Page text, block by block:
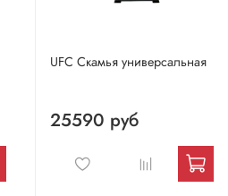
UFC Скамья универсальная
25590 руб